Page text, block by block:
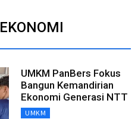
EKONOMI
UMKM PanBers Fokus
Bangun Kemandirian
Ekonomi Generasi NTT
UMKM